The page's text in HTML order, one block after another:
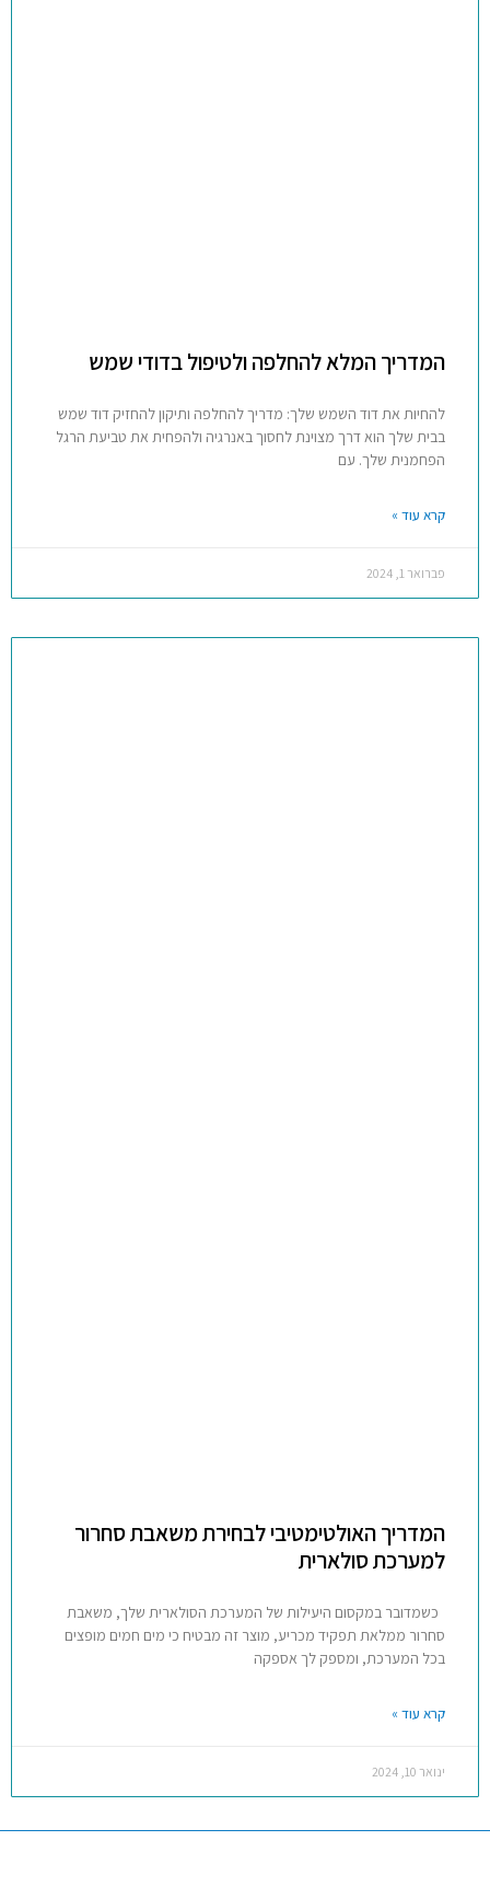
המדריך המלא להחלפה ולטיפול בדודי שמש
להחיות את דוד השמש שלך: מדריך להחלפה ותיקון להחזיק דוד שמש
בבית שלך הוא דרך מצוינת לחסוך באנרגיה ולהפחית את טביעת הרגל
הפחמנית שלך. עם
קרא עוד »
פברואר 1, 2024
המדריך האולטימטיבי לבחירת משאבת סחרור
למערכת סולארית
כשמדובר במקסום היעילות של המערכת הסולארית שלך, משאבת
סחרור ממלאת תפקיד מכריע, מוצר זה מבטיח כי מים חמים מופצים
בכל המערכת, ומספק לך אספקה
קרא עוד »
ינואר 10, 2024